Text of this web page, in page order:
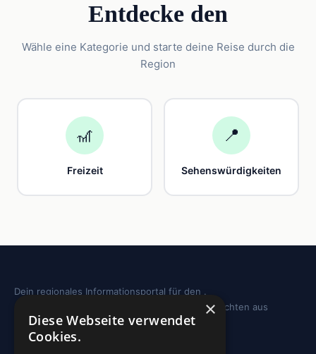
Entdecke den
Wähle eine Kategorie und starte deine Reise durch die
Region
🎢
Freizeit
📍
Sehenswürdigkeiten
Dein regionales Informationsportal für den .
Sehenswürdigkeiten, Ausflugstipps und Geschichten aus
deiner Region.
×
Diese Webseite verwendet
Cookies.